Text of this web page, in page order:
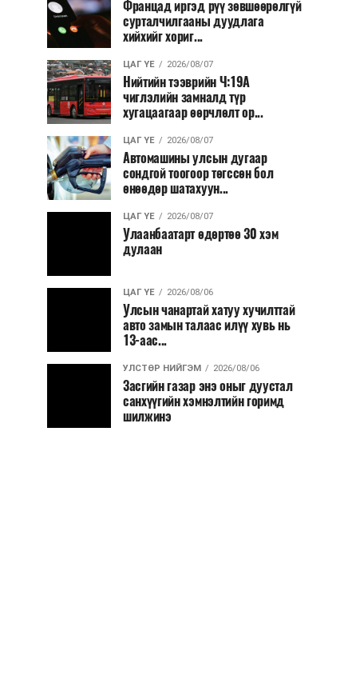
Францад иргэд рүү зөвшөөрөлгүй
сурталчилгааны дуудлага
хийхийг хориг...
ЦАГ ҮЕ 2026/08/07
Нийтийн тээврийн Ч:19А
чиглэлийн замналд түр
хугацаагаар өөрчлөлт ор...
ЦАГ ҮЕ 2026/08/07
Автомашины улсын дугаар
сондгой тоогоор төгссөн бол
өнөөдөр шатахуун...
ЦАГ ҮЕ 2026/08/07
Улаанбаатарт өдөртөө 30 хэм
дулаан
ЦАГ ҮЕ 2026/08/06
Улсын чанартай хатуу хучилттай
авто замын талаас илүү хувь нь
13-аас...
УЛСТӨР НИЙГЭМ 2026/08/06
Засгийн газар энэ оныг дуустал
санхүүгийн хэмнэлтийн горимд
шилжинэ